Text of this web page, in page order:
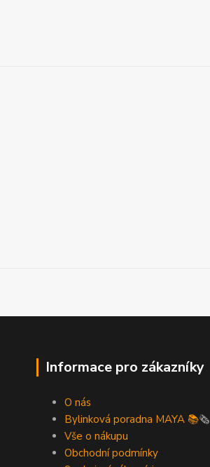
Informace pro zákazníky
O nás
Bylinková poradna MAYA 📚🗞️
Vše o nákupu
Obchodní podmínky